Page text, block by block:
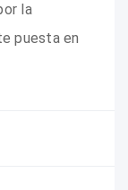
la
puesta en